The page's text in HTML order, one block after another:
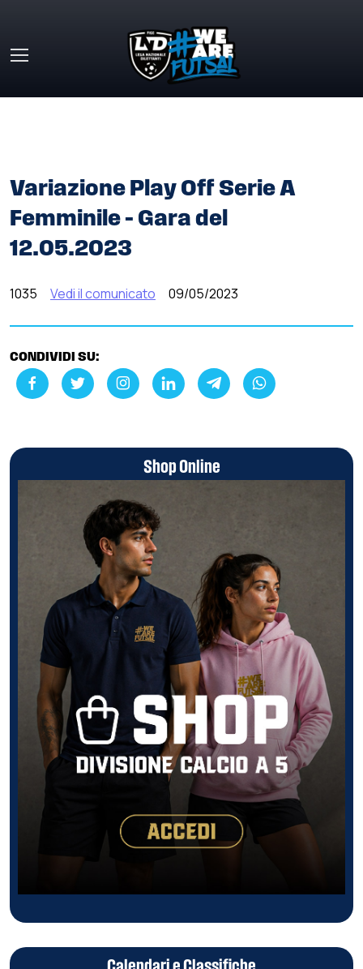
Variazione Play Off Serie A
Femminile – Gara del
12.05.2023
1035 Vedi il comunicato 09/05/2023
CONDIVIDI SU:
Shop Online